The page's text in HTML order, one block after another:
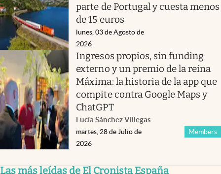
parte de Portugal y cuesta menos
de 15 euros
lunes, 03 de Agosto de
2026
Ingresos propios, sin funding
externo y un premio de la reina
Máxima: la historia de la app que
compite contra Google Maps y
ChatGPT
Lucía Sánchez Villegas
Members
martes, 28 de Julio de
2026
Las más leídas de El Cronista España